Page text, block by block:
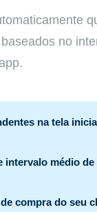
no
na tela
intervalo médio
compra do seu